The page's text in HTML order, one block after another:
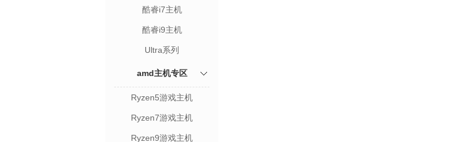
酷睿i7主机
酷睿i9主机
Ultra系列
amd主机专区
Ryzen5游戏主机
Ryzen7游戏主机
Ryzen9游戏主机